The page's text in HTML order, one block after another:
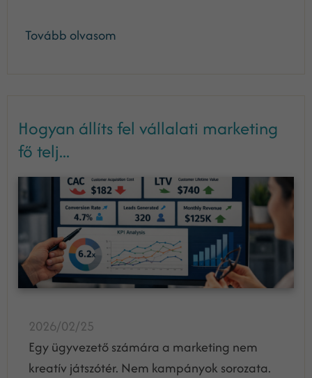
Tovább olvasom
Hogyan állíts fel vállalati marketing
fő telj...
2026/02/25
Egy ügyvezető számára a marketing nem
kreatív játszótér. Nem kampányok sorozata.